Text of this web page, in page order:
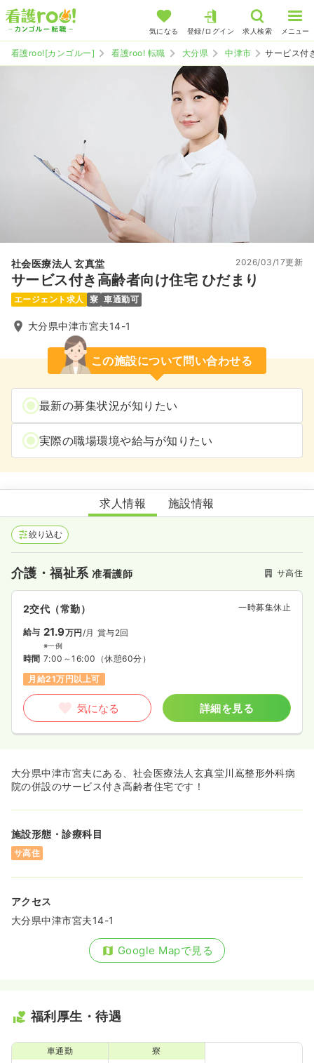
気になる 登録/ログイン 求人検索 メニュー
看護roo![カンゴルー] 看護roo! 転職 大分県 中津市 サービス付
社会医療法人 玄真堂
サービス付き高齢者向け住宅 ひだまり
2026/03/17更新
エージェント求人 寮 車通勤可
大分県中津市宮夫14-1
この施設について問い合わせる
最新の募集状況が知りたい
実際の職場環境や給与が知りたい
サービス付き高齢者向け住宅 ひだまり
求人情報 施設情報
絞り込む
介護・福祉系准看護師 サ高住
2交代（常勤） 一時募集休止
給与 21.9万円/月 賞与2回
※一例
時間 7:00～16:00 （休憩60分）
月給21万円以上可
気になる 詳細を見る
大分県中津市宮夫にある、社会医療法人玄真堂川嶌整形外科病
院の併設のサービス付き高齢者住宅です！
施設形態・診療科目
サ高住
アクセス
大分県中津市宮夫14-1
Google Mapで見る
福利厚生・待遇
車通勤 寮